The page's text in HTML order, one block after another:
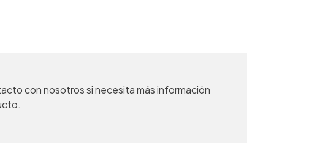
con nosotros si necesita más información